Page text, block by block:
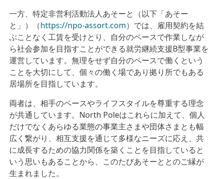
一方、 特定非営利活動法人あそーと（以下「あそー
と」）
（https://npo-assort.com） では、雇用契約を結
ぶことなく工賃を受けとり、自分のペースで作業しなが
ら社会参加を目指すことができる就労継続支援B型事業を
運営しています。無理をせず自分のペースで働くという
ことを大切にして、個々の働く場であり拠り所でもある
居場所を目指しています。
両者は、相手のペースやライフスタイルを尊重する理念
が共通しています。 North Poleはこれらに加えて、 個人
だけでなくあらゆる業態の事業主さまや団体さまとも幅
広く繋がり、相互支援を通じて多様なニーズに応え、共
に成長するための協力関係を築くことを目指していると
いう思いもあることから、このたびあそーととのご縁が
生まれました。